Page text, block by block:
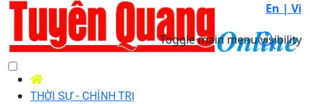
En | Vi
Toggle main menu visibility
THỜI SỰ - CHÍNH TRỊ